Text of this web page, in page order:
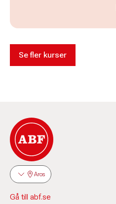
Se fler kurser
Aros
Gå till abf.se